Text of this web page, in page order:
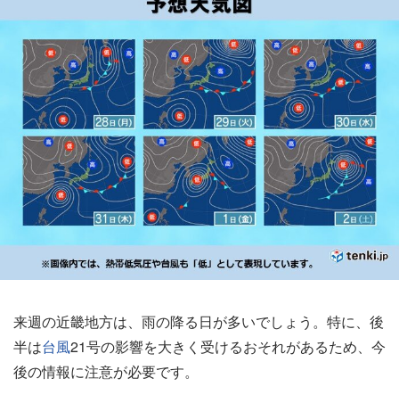
来週の近畿地方は、雨の降る日が多いでしょう。特に、後
半は台風21号の影響を大きく受けるおそれがあるため、今
後の情報に注意が必要です。